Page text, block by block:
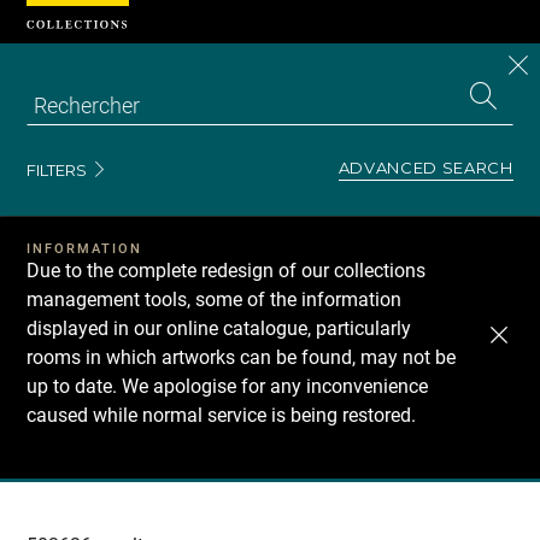
FILTERS ADVANCED SEARCH
INFORMATION
Due to the complete redesign of our collections
management tools, some of the information
displayed in our online catalogue, particularly
rooms in which artworks can be found, may not be
up to date. We apologise for any inconvenience
caused while normal service is being restored.
Recherche
Cookies management panel